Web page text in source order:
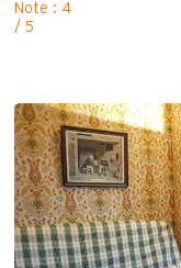
Note : 4
/ 5